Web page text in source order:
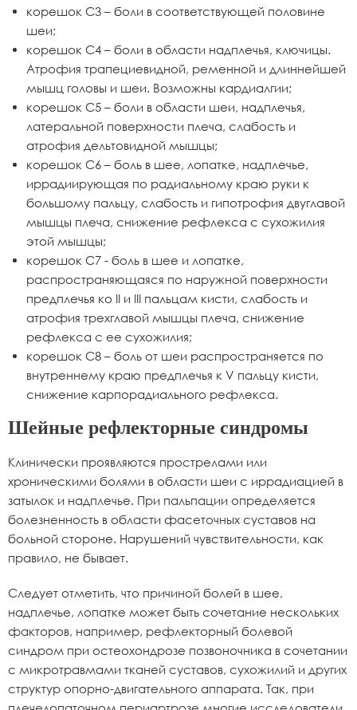
корешок С3 – боли в соответствующей половине
шеи;
корешок С4 – боли в области надплечья, ключицы.
Атрофия трапециевидной, ременной и длиннейшей
мышц головы и шеи. Возможны кардиалгии;
корешок С5 – боли в области шеи, надплечья,
латеральной поверхности плеча, слабость и
атрофия дельтовидной мышцы;
корешок С6 – боль в шее, лопатке, надплечье,
иррадиирующая по радиальному краю руки к
большому пальцу, слабость и гипотрофия двуглавой
мышцы плеча, снижение рефлекса с сухожилия
этой мышцы;
корешок С7 - боль в шее и лопатке,
распространяющаяся по наружной поверхности
предплечья ко II и III пальцам кисти, слабость и
атрофия трехглавой мышцы плеча, снижение
рефлекса с ее сухожилия;
корешок С8 – боль от шеи распространяется по
внутреннему краю предплечья к V пальцу кисти,
снижение карпорадиального рефлекса.
Шейные рефлекторные синдромы
Клинически проявляются прострелами или
хроническими болями в области шеи с иррадиацией в
затылок и надплечье. При пальпации определяется
болезненность в области фасеточных суставов на
больной стороне. Нарушений чувствительности, как
правило, не бывает.
Следует отметить, что причиной болей в шее,
надплечье, лопатке может быть сочетание нескольких
факторов, например, рефлекторный болевой
синдром при остеохондрозе позвоночника в сочетании
с микротравмами тканей суставов, сухожилий и других
структур опорно-двигательного аппарата. Так, при